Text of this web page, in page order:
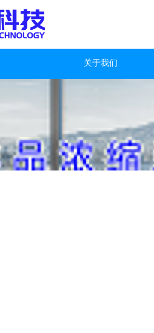
关于我们